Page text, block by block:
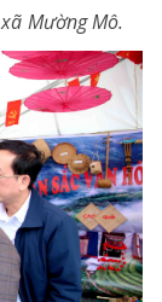
Mường Mô.